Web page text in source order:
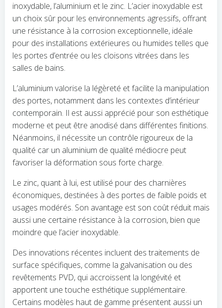
inoxydable, l’aluminium et le zinc. L’acier inoxydable est
un choix sûr pour les environnements agressifs, offrant
une résistance à la corrosion exceptionnelle, idéale
pour des installations extérieures ou humides telles que
les portes d’entrée ou les cloisons vitrées dans les
salles de bains.
L’aluminium valorise la légèreté et facilite la manipulation
des portes, notamment dans les contextes d’intérieur
contemporain. Il est aussi apprécié pour son esthétique
moderne et peut être anodisé dans différentes finitions.
Néanmoins, il nécessite un contrôle rigoureux de la
qualité car un aluminium de qualité médiocre peut
favoriser la déformation sous forte charge.
Le zinc, quant à lui, est utilisé pour des charnières
économiques, destinées à des portes de faible poids et
usages modérés. Son avantage est son coût réduit mais
aussi une certaine résistance à la corrosion, bien que
moindre que l’acier inoxydable.
Des innovations récentes incluent des traitements de
surface spécifiques, comme la galvanisation ou des
revêtements PVD, qui accroissent la longévité et
apportent une touche esthétique supplémentaire.
Certains modèles haut de gamme présentent aussi un